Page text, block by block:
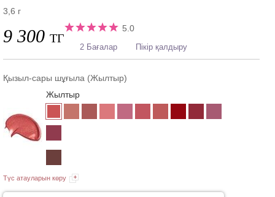
3,6 г
9 300 ТГ
5.0
2 Бағалар Пікір қалдыру
Қызыл-сары шұғыла (Жылтыр)
Жылтыр
Түс атауларын көру